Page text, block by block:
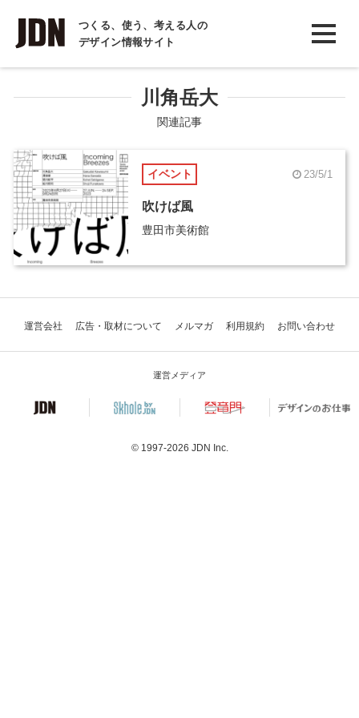
つくる、使う、考える人の
デザイン情報サイト
INTERVIEW
インタビュー
COLUMN
コラム
川角岳大
関連記事
イベント 23/5/1
吹けば風
豊田市美術館
運営会社 広告・取材について メルマガ 利用規約 お問い合わせ
運営メディア
© 1997-2026 JDN Inc.